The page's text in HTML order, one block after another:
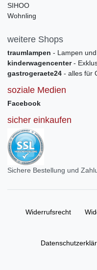
SIHOO
Wohnling
weitere Shops
traumlampen - Lampen
kinderwagencenter-
gastrogeraete24 - alles für
soziale Medien
Facebook
sicher einkaufen
Sichere Bestellung und
Widerrufs­recht